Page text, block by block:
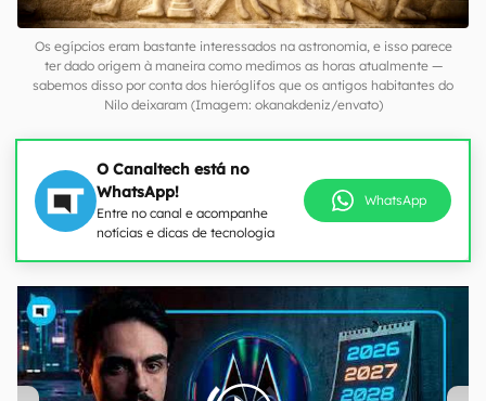
Os egípcios eram bastante interessados na astronomia, e isso parece
ter dado origem à maneira como medimos as horas atualmente —
sabemos disso por conta dos hieróglifos que os antigos habitantes do
Nilo deixaram (Imagem: okanakdeniz/envato)
O Canaltech está no
WhatsApp!
Entre no canal e acompanhe
notícias e dicas de tecnologia
WhatsApp